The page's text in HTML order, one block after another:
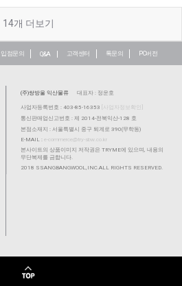
14개 더보기
입점문의 Q&A 고객센터 톡문의 PC버전
(주)쌍방울 익산물류 대표자 : 정운호
사업자등록번호 : 403-85-16353
[사업자정보확인]
통신판매업신고번호 : 제 2014-전북익산-128 호
본점소재지 : 서울특별시 중구 퇴계로 390(무학동)
E-MAIL : e-commerce@try-sbw.co.kr
본사이트의 상품이미지 저작권은 TRYME에 있으며, 내용의
무단복제를 금합니다.
2018 SSANGBANGWOOL,INC.ALL RIGHTS RESERVED.